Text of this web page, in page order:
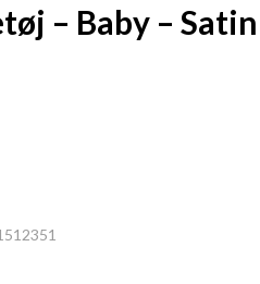
– Baby – Satin